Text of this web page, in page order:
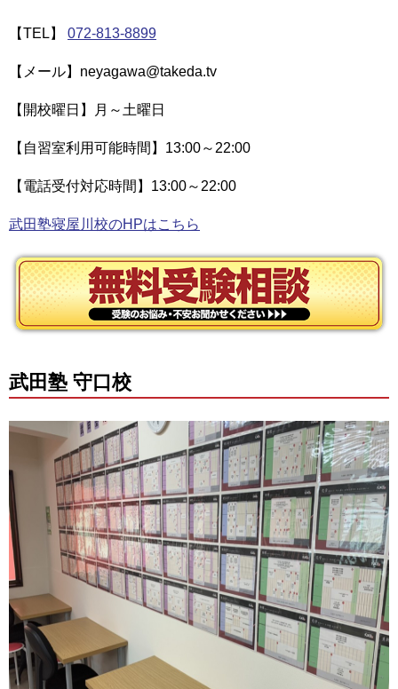
【TEL】 072-813-8899
【メール】neyagawa@takeda.tv
【開校曜日】月～土曜日
【自習室利用可能時間】13:00～22:00
【電話受付対応時間】13:00～22:00
武田塾寝屋川校のHPはこちら
武田塾 守口校